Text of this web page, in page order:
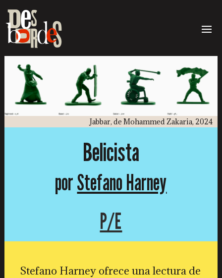
Jabbar, de Mohammed Zakaria, 2024
Belicista
porStefano Harney
P/E
Stefano Harney ofrece una lectura de